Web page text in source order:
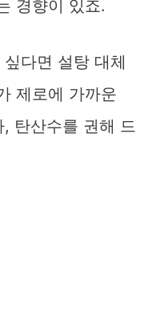
경향이 있죠.
다면 설탕 대체
제로에 가까운
탄산수를 권해 드